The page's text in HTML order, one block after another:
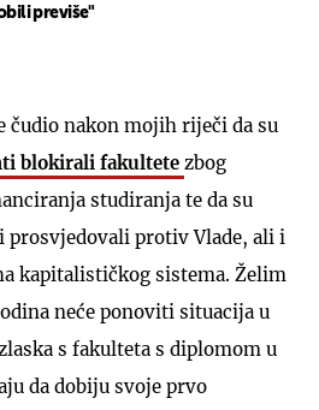
previše"
čudio nakon mojih riječi da su
blokirali fakultete zbog
studiranja te da su
prosvjedovali protiv Vlade, ali i
kapitalističkog sistema. Želim
neće ponoviti situacija u
s fakulteta s diplomom u
da dobiju svoje prvo